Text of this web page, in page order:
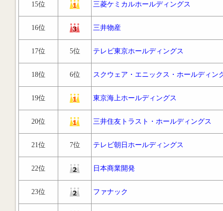
15位 三菱ケミカルホールディングス
16位 三井物産
17位 5位 テレビ東京ホールディングス
18位 6位 スクウェア・エニックス・ホールディン
19位 東京海上ホールディングス
20位 三井住友トラスト・ホールディングス
21位 7位 テレビ朝日ホールディングス
22位 日本商業開発
23位 ファナック